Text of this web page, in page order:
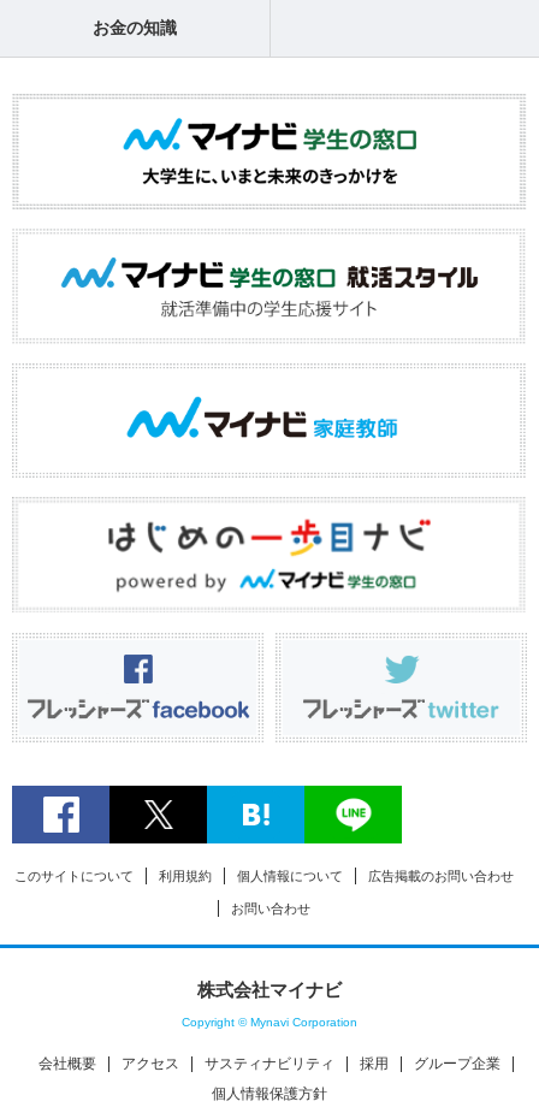
お金の知識
このサイトについて 利用規約 個人情報について 広告掲載のお問い合わせ
お問い合わせ
株式会社マイナビ
Copyright © Mynavi Corporation
会社概要 アクセス サスティナビリティ 採用
グループ企業
個人情報保護方針